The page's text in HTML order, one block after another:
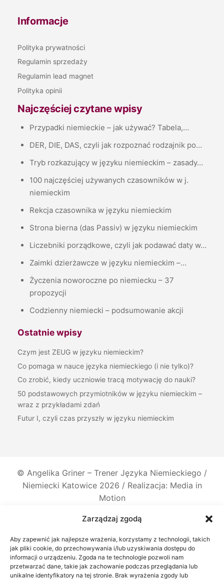
Zarządzaj zgodą
Aby zapewnić jak najlepsze wrażenia, korzystamy z technologii, takich
jak pliki cookie, do przechowywania i/lub uzyskiwania dostępu do
informacji o urządzeniu. Zgoda na te technologie pozwoli nam
przetwarzać dane, takie jak zachowanie podczas przeglądania lub
unikalne identyfikatory na tej stronie. Brak wyrażenia zgody lub
Informacje
Polityka prywatności
Regulamin sprzedaży
Regulamin lead magnet
Polityka opinii
Najczęściej czytane wpisy
Przypadki niemieckie – jak używać? Tabela,…
DER, DIE, DAS, czyli jak rozpoznać rodzajnik po…
Tryb rozkazujący w języku niemieckim – zasady…
100 najczęściej używanych czasowników w j.
niemieckim
Rekcja czasownika w języku niemieckim
Strona bierna (das Passiv) w języku niemieckim
Liczebniki porządkowe, czyli jak podawać daty w…
Zaimki dzierżawcze w języku niemieckim –…
Życzenia noworoczne po niemiecku – 37
propozycji
Codzienny niemiecki – podsumowanie akcji
Ostatnie wpisy
Czym jest ZEUG w języku niemieckim?
Co pomaga w nauce języka niemieckiego (i nie tylko)?
Co zrobić, kiedy uczniowie tracą motywację do nauki?
50 podstawowych przymiotników w języku niemieckim –
wraz z przykładami zdań
Futur I, czyli czas przyszły w języku niemieckim
© Angelika Griner – Trener Języka Niemieckiego /
Niemiecki Katowice2026 / Realizacja: Media in
Motion